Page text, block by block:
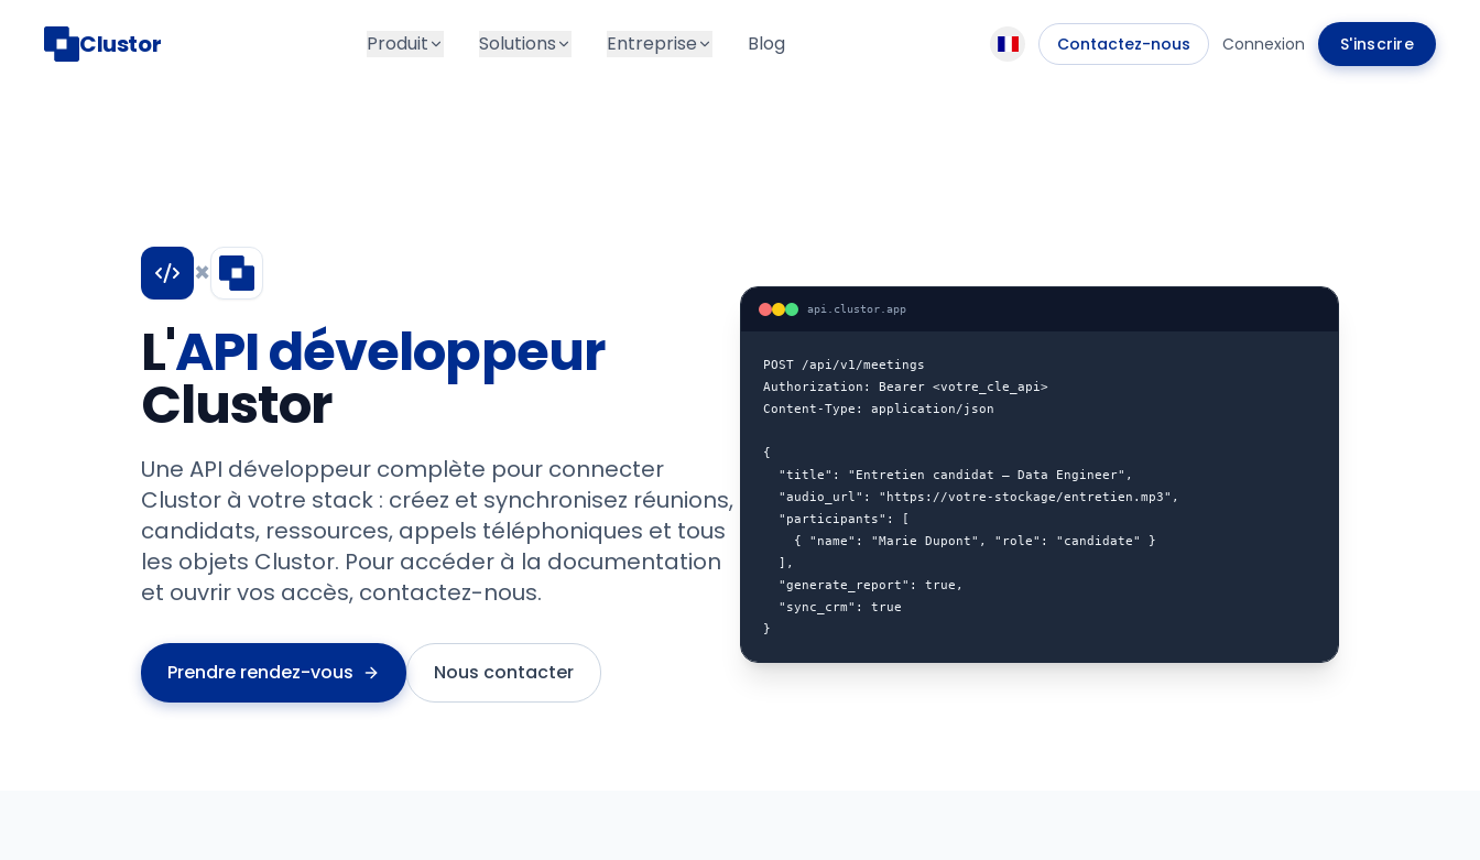
Clustor Produit Solutions Entreprise Blog Contactez-nous Connexion S'inscrire
×
L'API développeur
Clustor
Une API développeur complète pour connecter
Clustor à votre stack : créez et synchronisez réunions,
candidats, ressources, appels téléphoniques et tous
les objets Clustor. Pour accéder à la documentation
et ouvrir vos accès, contactez-nous.
Prendre rendez-vous Nous contacter
api.clustor.app
POST /api/v1/meetings
Authorization: Bearer <votre_cle_api>
Content-Type: application/json
{
  "title": "Entretien candidat — Data Engineer",
  "audio_url": "https://votre-stockage/entretien.mp3",
  "participants": [
    { "name": "Marie Dupont", "role": "candidate" }
  ],
  "generate_report": true,
  "sync_crm": true
}